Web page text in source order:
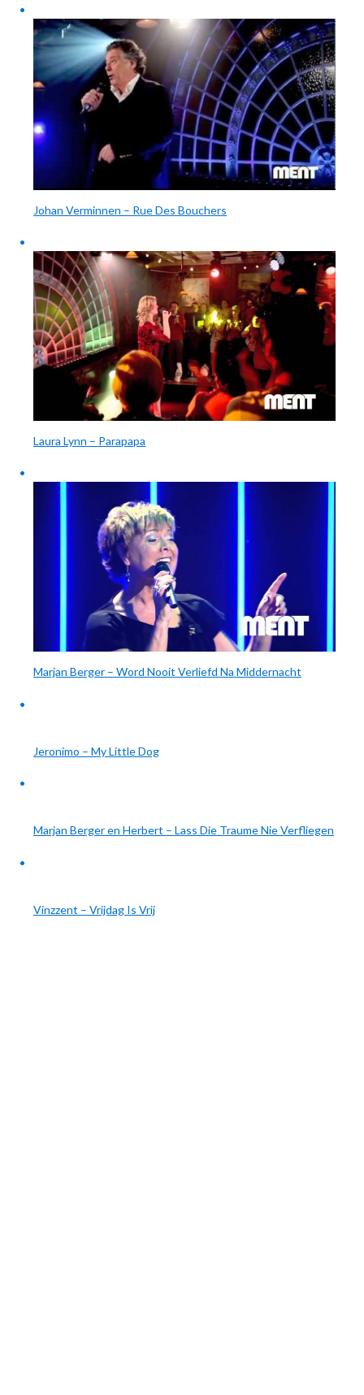
Johan Verminnen – Rue Des Bouchers
Laura Lynn – Parapapa
Marjan Berger – Word Nooit Verliefd Na Middernacht
Jeronimo – My Little Dog
Marjan Berger en Herbert – Lass Die Traume Nie Verfliegen
Vinzzent – Vrijdag Is Vrij